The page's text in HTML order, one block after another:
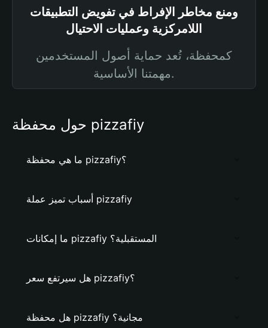
ومنع مخاطر الإفراط في تفويض التطبيقات
اللامركزية وعمليات الاحتيال
كمحفظة، تُعد حماية أصول المستخدمين
مهمتنا الأساسية.
حول محفظة pizzafiy
ما هي محفظة pizzafiy؟
أسباب تميز عملة pizzafiy
ما إمكانات pizzafiy المستقبلية؟
هل سيرتفع سعر pizzafiy؟
هل محفظة pizzafiy مجانية؟